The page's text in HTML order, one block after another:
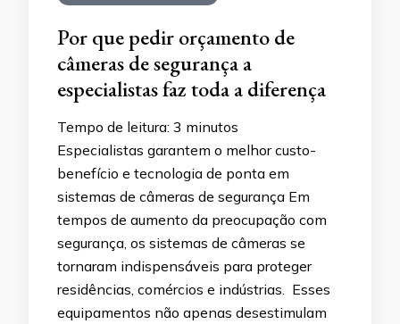
Por que pedir orçamento de
câmeras de segurança a
especialistas faz toda a diferença
Tempo de leitura: 3 minutos
Especialistas garantem o melhor custo-
benefício e tecnologia de ponta em
sistemas de câmeras de segurança Em
tempos de aumento da preocupação com
segurança, os sistemas de câmeras se
tornaram indispensáveis para proteger
residências, comércios e indústrias. Esses
equipamentos não apenas desestimulam